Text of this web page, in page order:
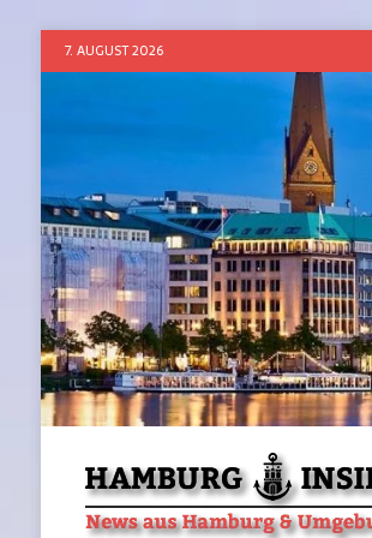
7. AUGUST 2026